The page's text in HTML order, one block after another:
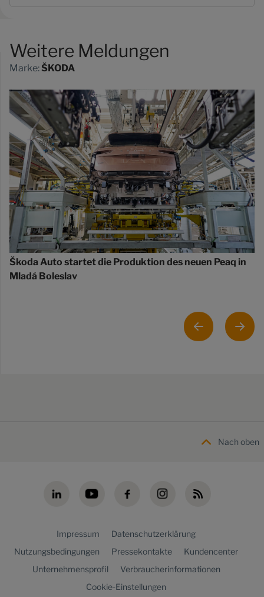
Weitere Meldungen
Marke: ŠKODA
Škoda Auto startet die Produktion des neuen Peaq in
Mladá Boleslav
Nach oben
Impressum
Datenschutzerklärung
Nutzungsbedingungen
Pressekontakte
Kundencenter
Unternehmensprofil
Verbraucherinformationen
Cookie-Einstellungen